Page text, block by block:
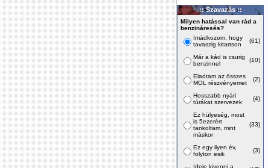
:: Szavazás ::
Milyen hatással van rád a
benzináresés?
Imádkozom, hogy
tavaszig kitartson
(61)
Már a kád is csurig
benzinnel
(10)
Eladtam az összes
MOL részvényemet
(2)
Hosszabb nyári
túrákat szervezek
(4)
Ez hülyeség, most
is 5ezerért
tankoltam, mint
máskor
(33)
Ez egy ilyen év,
folyton esik
(3)
Ideje kivenni a